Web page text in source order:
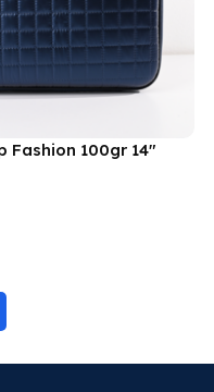
Fashion 100gr 14″